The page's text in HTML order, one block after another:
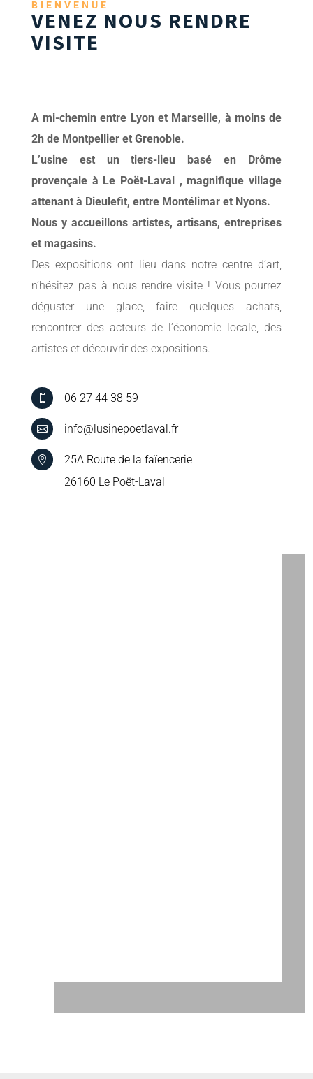
BIENVENUE
VENEZ NOUS RENDRE
VISITE
A mi-chemin entre Lyon et Marseille, à moins de
2h de Montpellier et Grenoble.
L’usine est un tiers-lieu basé en Drôme
provençale à Le Poët-Laval , magnifique village
attenant à Dieulefit, entre Montélimar et Nyons.
Nous y accueillons artistes, artisans, entreprises
et magasins.
Des expositions ont lieu dans notre centre d’art,
n’hésitez pas à nous rendre visite ! Vous pourrez
déguster une glace, faire quelques achats,
rencontrer des acteurs de l’économie locale, des
artistes et découvrir des expositions.
 06 27 44 38 59
 info@lusinepoetlaval.fr

25A Route de la faïencerie
26160 Le Poët-Laval